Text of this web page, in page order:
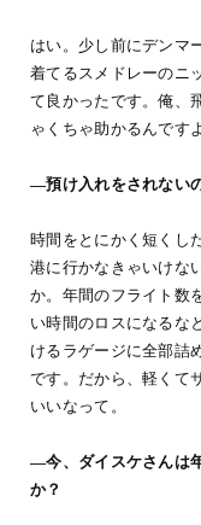
はい。少し前にデンマ
着てるスメドレーのニ
て良かったです。俺、
ゃくちゃ助かるんですよ
―預け入れをされない
時間をとにかく短くし
港に行かなきゃいけな
か。年間のフライト数
い時間のロスになるな
けるラゲージに全部詰
です。だから、軽くて
いいなって。
―今、ダイスケさんは
か？